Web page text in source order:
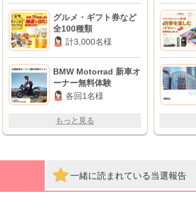
グルメ・ギフト券など
全100種類
計3,000名様
BMW Motorrad 新車オ
ーナー無料体験
各回1名様
もっと見る
一緒に読まれている当選報告